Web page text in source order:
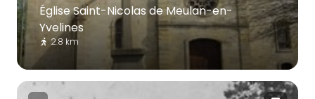
Église Saint-Nicolas de Meulan-en-
Yvelines
2.8 km